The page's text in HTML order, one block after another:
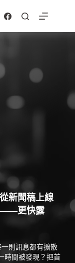
新聞稿上線
——更快露
一則訊息都有擴散
時間被發現？把首